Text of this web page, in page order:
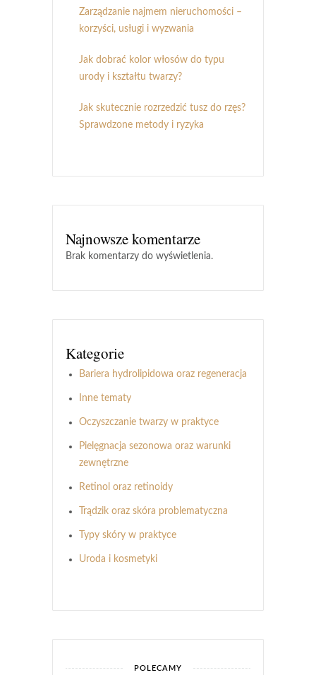
Zarządzanie najmem nieruchomości –
korzyści, usługi i wyzwania
Jak dobrać kolor włosów do typu
urody i kształtu twarzy?
Jak skutecznie rozrzedzić tusz do rzęs?
Sprawdzone metody i ryzyka
Najnowsze komentarze
Brak komentarzy do wyświetlenia.
Kategorie
Bariera hydrolipidowa oraz regeneracja
Inne tematy
Oczyszczanie twarzy w praktyce
Pielęgnacja sezonowa oraz warunki
zewnętrzne
Retinol oraz retinoidy
Trądzik oraz skóra problematyczna
Typy skóry w praktyce
Uroda i kosmetyki
POLECAMY